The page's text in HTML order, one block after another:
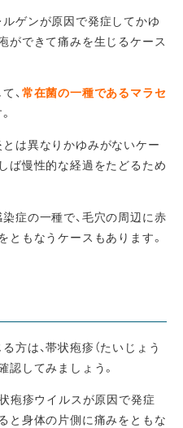
ゲンが原因で発症してかゆ
ができて痛みを生じるケース
、常在菌の一種であるマラセ
は異なりかゆみがないケー
ば慢性的な経過をたどるため
症の一種で、毛穴の周辺に赤
ともなうケースもあります。
方は、帯状疱疹（たいじょう
認してみましょう。
疱疹ウイルスが原因で発症
と身体の片側に痛みをともな